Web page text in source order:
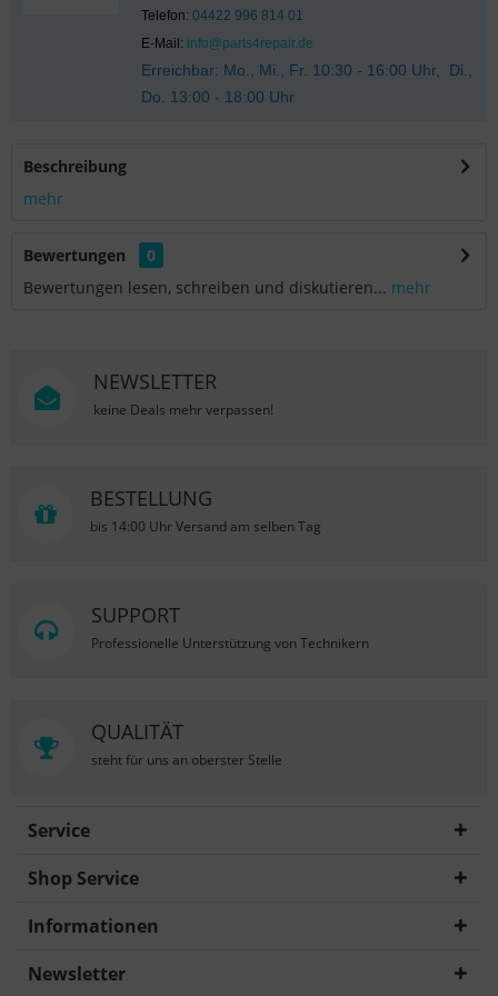
Telefon: 04422 996 814 01
E-Mail: info@parts4repair.de
Erreichbar: Mo., Mi., Fr. 10:30 - 16:00 Uhr, Di.,
Do. 13:00 - 18:00 Uhr
Beschreibung
mehr
Bewertungen
0
Bewertungen lesen, schreiben und diskutieren... mehr
NEWSLETTER
keine Deals mehr verpassen!
BESTELLUNG
bis 14:00 Uhr Versand am selben Tag
SUPPORT
Professionelle Unterstützung von Technikern
QUALITÄT
steht für uns an oberster Stelle
Service
Shop Service
Informationen
Newsletter